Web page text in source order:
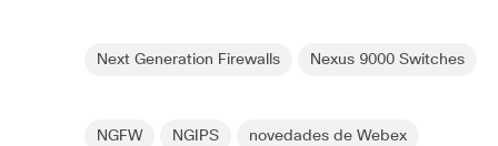
Next Generation Firewalls Nexus 9000 Switches
NGFW NGIPS novedades de Webex